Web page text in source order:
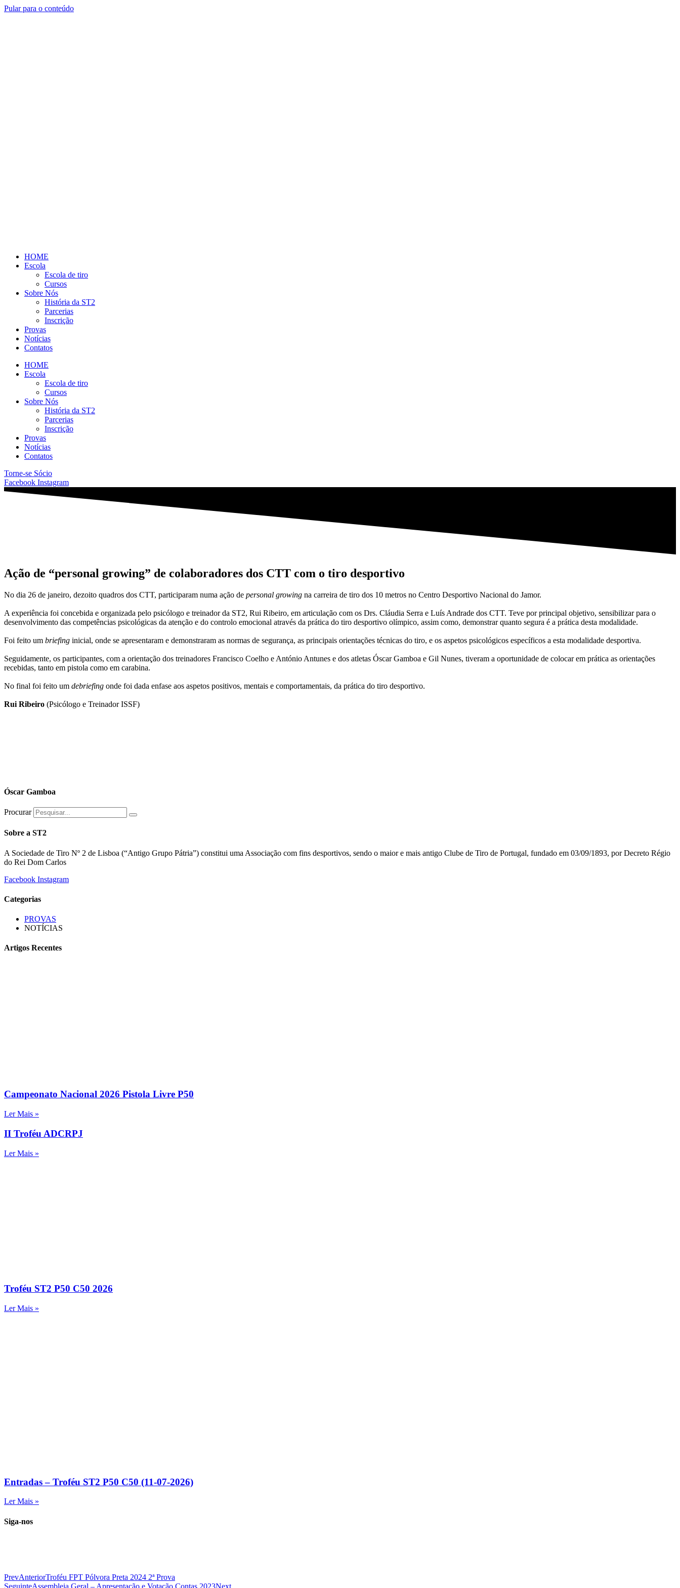
Pular para o conteúdo
HOME
Escola
Escola de tiro
Cursos
Sobre Nós
História da ST2
Parcerias
Inscrição
Provas
Notícias
Contatos
HOME
Escola
Escola de tiro
Cursos
Sobre Nós
História da ST2
Parcerias
Inscrição
Provas
Notícias
Contatos
Torne-se Sócio
Facebook Instagram
Ação de “personal growing” de colaboradores dos CTT com o tiro desportivo
No dia 26 de janeiro, dezoito quadros dos CTT, participaram numa ação de personal growing na carreira de tiro dos 10 metros no Centro Desportivo Nacional do Jamor.
A experiência foi concebida e organizada pelo psicólogo e treinador da ST2, Rui Ribeiro, em articulação com os Drs. Cláudia Serra e Luís Andrade dos CTT. Teve por principal objetivo, sensibilizar para o
desenvolvimento das competências psicológicas da atenção e do controlo emocional através da prática do tiro desportivo olímpico, assim como, demonstrar quanto segura é a prática desta modalidade.
Foi feito um briefing inicial, onde se apresentaram e demonstraram as normas de segurança, as principais orientações técnicas do tiro, e os aspetos psicológicos específicos a esta modalidade desportiva.
Seguidamente, os participantes, com a orientação dos treinadores Francisco Coelho e António Antunes e dos atletas Óscar Gamboa e Gil Nunes, tiveram a oportunidade de colocar em prática as orientações
recebidas, tanto em pistola como em carabina.
No final foi feito um debriefing onde foi dada enfase aos aspetos positivos, mentais e comportamentais, da prática do tiro desportivo.
Rui Ribeiro (Psicólogo e Treinador ISSF)
Óscar Gamboa
Procurar
Sobre a ST2
A Sociedade de Tiro Nº 2 de Lisboa (“Antigo Grupo Pátria”) constitui uma Associação com fins desportivos, sendo o maior e mais antigo Clube de Tiro de Portugal, fundado em 03/09/1893, por Decreto Régio
do Rei Dom Carlos
Facebook Instagram
Categorias
PROVAS
NOTÍCIAS
Artigos Recentes
Campeonato Nacional 2026 Pistola Livre P50
Ler Mais »
II Troféu ADCRPJ
Ler Mais »
Troféu ST2 P50 C50 2026
Ler Mais »
Entradas – Troféu ST2 P50 C50 (11-07-2026)
Ler Mais »
Siga-nos
PrevAnteriorTroféu FPT Pólvora Preta 2024 2ª Prova
SeguinteAssembleia Geral – Apresentação e Votação Contas 2023Next